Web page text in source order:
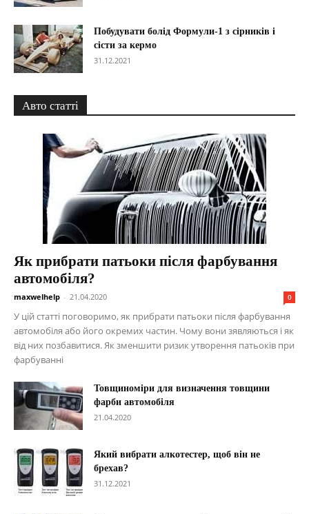
Побудувати болід Формули-1 з сірників і
сісти за кермо
31.12.2021
Авто статті
Як прибрати патьоки після фарбування
автомобіля?
maxwelhelp - 21.04.2020 0
У цій статті поговоримо, як прибрати патьоки після фарбування
автомобіля або його окремих частин. Чому вони зявляються і як
від них позбавитися. Як зменшити ризик утворення патьоків при
фарбуванні
Товщиноміри для визначення товщини
фарби автомобіля
21.04.2020
Який вибрати алкотестер, щоб він не
брехав?
31.12.2021